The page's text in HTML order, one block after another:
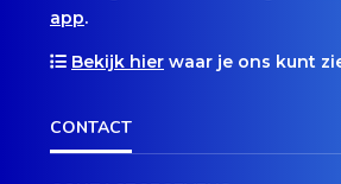
app.
Bekijk hier waar je ons kunt
CONTACT